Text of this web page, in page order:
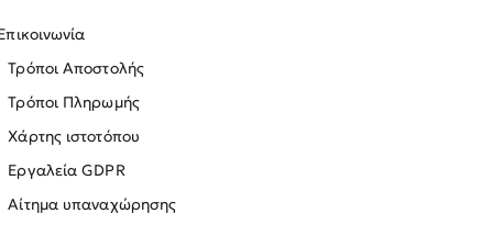
Τρόποι Αποστολής
Τρόποι Πληρωμής
Χάρτης ιστοτόπου
Εργαλεία GDPR
Αίτημα υπαναχώρησης